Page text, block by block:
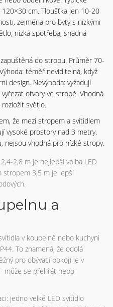
cm. Tloušťka jen 10-20
zejména pro byty s nízkými
nízká spotřeba, snadná
do stropu. Průměr 70-
téměř neviditelná, když
design. Nevýhoda: vyžadují
otvory ve stropě. Vhodná
světlo.
že mezi stropem a svítidlem
vysoké prostory nad 3 metry.
nejsou vhodná pro nízké stropy.
2,8 m je nejlepší volba LED
stropem 3,5 m je lepší
a
v koupelně nebo kuchyni
To znamená, že odolá
pro obývací pokoj) je v
může se přehřát nebo
jedno velké LED svítidlo